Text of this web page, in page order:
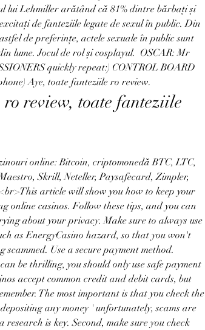
lui Lehmiller arătând că 81% dintre bărbați și
de fanteziile legate de sexul în public. Din
de preferințe, actele sexuale în public sunt
lume. Jocul de rol și cosplayul.  OSCAR: Mr
quickly repeat:) CONTROL BOARD
Aye, toate fanteziile ro review.
review, toate fanteziile
online: Bitcoin, criptomonedă BTC, LTC,
Skrill, Neteller, Paysafecard, Zimpler,
article will show you how to keep your
online casinos. Follow these tips, and you can
about your privacy. Make sure to always use
as EnergyCasino hazard, so that you won't
Use a secure payment method.
be thrilling, you should only use safe payment
accept common credit and debit cards, but
The most important is that you check the
any money ' unfortunately, scams are
is key. Second, make sure you check